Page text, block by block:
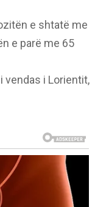
e shtatë me
e parë me 65
vendas i Lorientit,